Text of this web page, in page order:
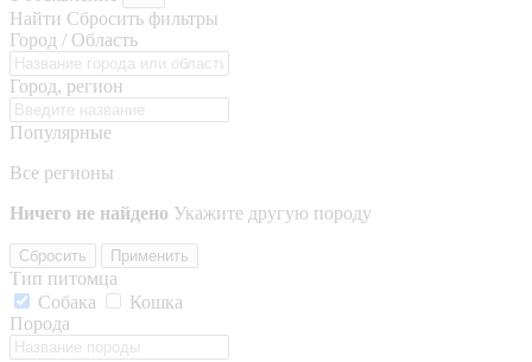
Найти Сбросить фильтры
Город / Область
Город, регион
Популярные
Все регионы
Ничего не найдено Укажите другую породу
Сбросить Применить
Тип питомца
Собака
Кошка
Порода